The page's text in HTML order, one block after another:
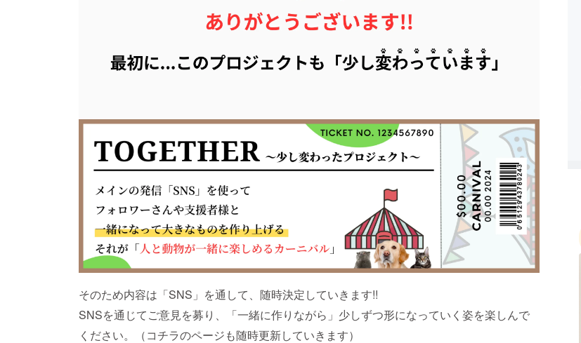
そのため内容は「SNS」を通して、随時決定していきます!!
SNSを通じてご意見を募り、「一緒に作りながら」少しずつ形になっていく姿を楽しんで
ください。（コチラのページも随時更新していきます）